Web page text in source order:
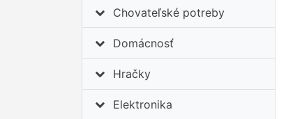
Chovateľské potreby
Domácnosť
Hračky
Elektronika